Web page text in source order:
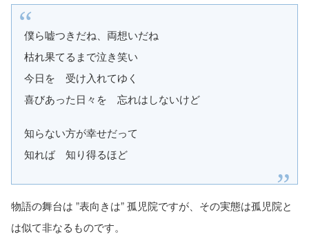
僕ら嘘つきだね、両想いだね
枯れ果てるまで泣き笑い
今日を 受け入れてゆく
喜びあった日々を 忘れはしないけど
知らない方が幸せだって
知れば 知り得るほど
物語の舞台は ”表向きは” 孤児院ですが、その実態は孤児院と
は似て非なるものです。